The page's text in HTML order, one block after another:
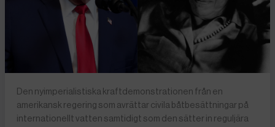
Den nyimperialistiska kraftdemonstrationen från en
amerikansk regering som avrättar civila båtbesättningar på
internationellt vatten samtidigt som den sätter in reguljära